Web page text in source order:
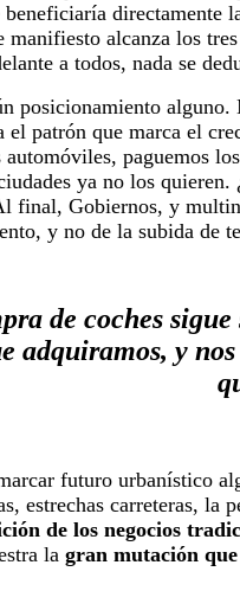
directamente
manifiesto alcanza los
a todos, nada se
posicionamiento
el patrón que marca el
paguemos
ya no los
final, Gobiernos, y
y no de la subida de
de coches
adquiramos, y
futuro urbanístico
estrechas carreteras, la
de los negocios
la gran mutación